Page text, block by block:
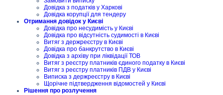
Довідка з податків у Харкові
Довідка корупції для тендеру
Отримання довідок у Києві
Довідка про несудимість у Києві
Довідка про відсутність судимості в Києві
Витяг з держреєстру в Києві
Довідка про банкрутство в Києві
Довідка з архіву при ліквідації ТОВ
Витяг з реєстру платників єдиного податку в Києві
Витяг з реєстру платників ПДВ у Києві
Виписка з держреєстру в Києві
Щорічне підтвердження відомостей у Києві
Рішення про розлучення